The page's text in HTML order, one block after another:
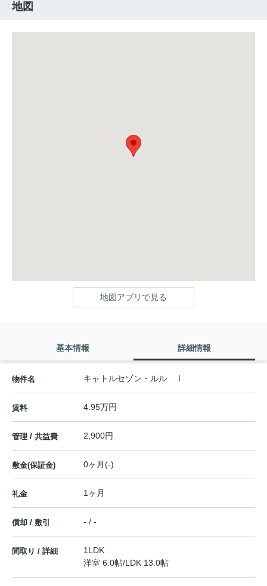
地図
地図アプリで見る
基本情報 詳細情報
物件名 キャトルセゾン・ルル Ⅰ
賃料 4.95万円
管理 / 共益費 2,900円
敷金(保証金) 0ヶ月(-)
礼金 1ヶ月
償却 / 敷引 - / -
間取り / 詳細
1LDK
洋室 6.0帖/LDK 13.0帖